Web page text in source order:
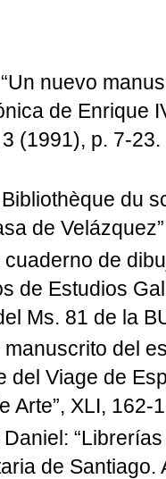
nuevo
de Enrique
(1991), p. 7-
du
de
cuaderno de
de Estudios
Ms. 81 de la
manuscrito del
del Viage de
Arte”, XLI, 162-
de